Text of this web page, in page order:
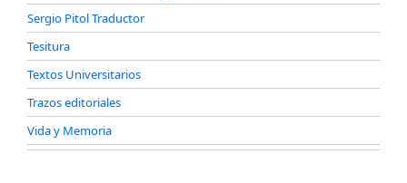
Sergio Pitol Traductor
Tesitura
Textos Universitarios
Trazos editoriales
Vida y Memoria